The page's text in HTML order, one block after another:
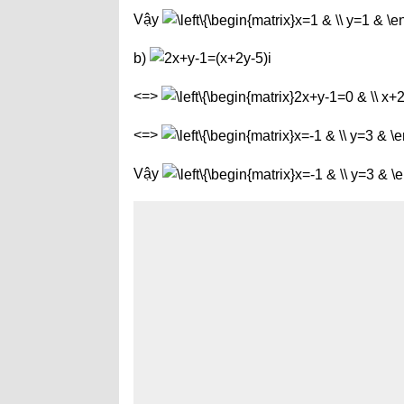
Vậy
b)
<=>
<=>
Vậy